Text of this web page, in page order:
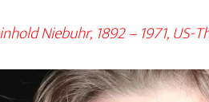
Niebuhr, 1892 – 1971, US-